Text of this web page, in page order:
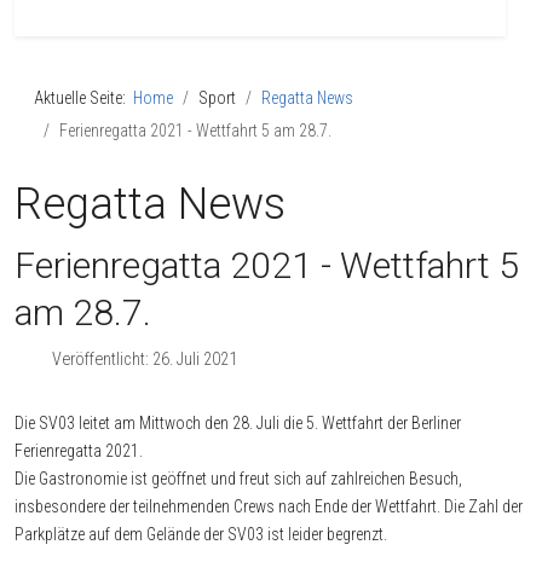
Aktuelle Seite: Home Sport
Regatta News
Ferienregatta 2021 - Wettfahrt 5 am 28.7.
Regatta News
Ferienregatta 2021 - Wettfahrt 5
am 28.7.
Veröffentlicht: 26. Juli 2021
Die SV03 leitet am Mittwoch den 28. Juli die 5. Wettfahrt der Berliner
Ferienregatta 2021.
Die Gastronomie ist geöffnet und freut sich auf zahlreichen Besuch,
insbesondere der teilnehmenden Crews nach Ende der Wettfahrt. Die Zahl der
Parkplätze auf dem Gelände der SV03 ist leider begrenzt.